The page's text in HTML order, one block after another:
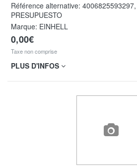
Référence alternative: 4006825593297,
PRESUPUESTO
Marque: EINHELL
0,00€
Taxe non comprise
PLUS D'INFOS